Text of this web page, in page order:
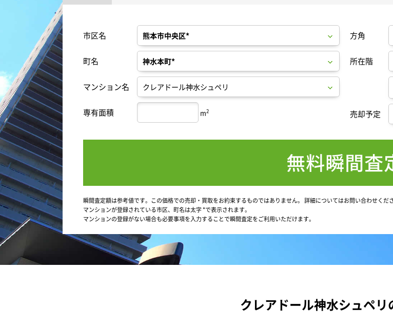
市区名
町名
マンション名
専有面積 m2
方角
所在階
売却予定
無料瞬間査
瞬間査定額は参考値です。この価格での売却・買取をお約束するものではありません。 詳細についてはお問い合わせくださ
マンションが登録されている市区、町名は太字 *で表示されます。
マンションの登録がない場合も必要事項を入力することで瞬間査定をご利用いただけます。
クレアドール神水シュペリ